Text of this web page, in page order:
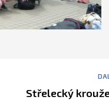
Střelecký